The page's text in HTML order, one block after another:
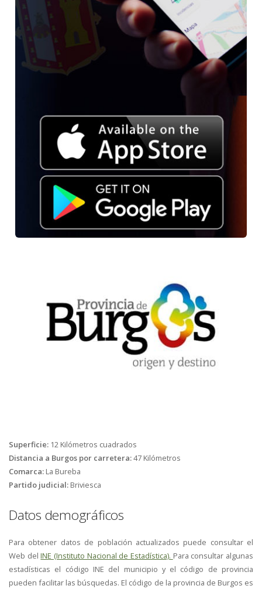
Superficie: 12 Kilómetros cuadrados
Distancia a Burgos por carretera:47 Kilómetros
Comarca: La Bureba
Partido judicial: Briviesca
Datos demográficos
Para obtener datos de población actualizados puede consultar el
Web delINE (Instituto Nacional de Estadística). Para consultar algunas
estadísticas el código INE del municipio y el código de provincia
pueden facilitar las búsquedas. El código de la provincia de Burgos es